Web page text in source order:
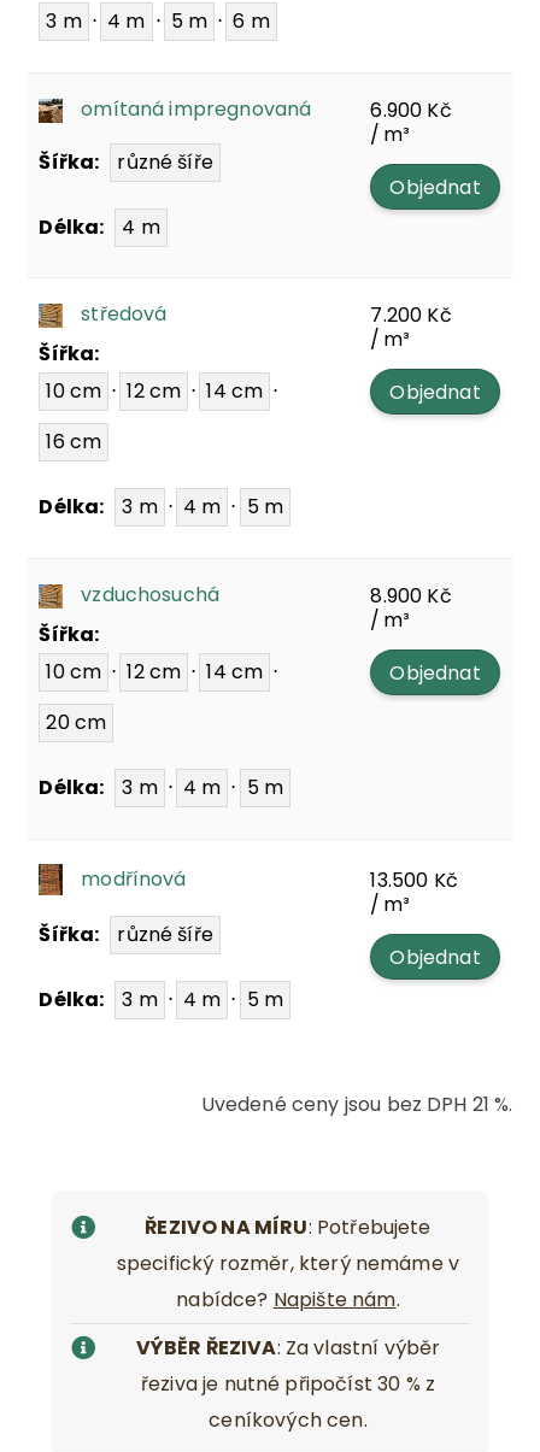
3 m ⋅ 4 m ⋅ 5 m ⋅ 6 m
omítaná impregnovaná
Šířka:
různé šíře
Délka: 4 m
6.900 Kč
/ m³
Objednat
středová
Šířka:
10 cm ⋅ 12 cm ⋅ 14 cm ⋅
16 cm
Délka: 3 m ⋅ 4 m ⋅ 5 m
7.200 Kč
/ m³
Objednat
vzduchosuchá
Šířka:
10 cm ⋅ 12 cm ⋅ 14 cm ⋅
20 cm
Délka: 3 m ⋅ 4 m ⋅ 5 m
8.900 Kč
/ m³
Objednat
modřínová
Šířka: různé šíře
Délka: 3 m ⋅ 4 m ⋅ 5 m
13.500 Kč
/ m³
Objednat
Uvedené ceny jsou bez DPH 21 %.
ŘEZIVO NA MÍRU: Potřebujete
specifický rozměr, který nemáme v
nabídce? Napište nám.
VÝBĚR ŘEZIVA: Za vlastní výběr
řeziva je nutné připočíst 30 % z
ceníkových cen.